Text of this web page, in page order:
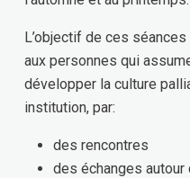
L’objectif de ces
aux personnes qui
développer la culture
institution, par:
des rencontres
des échanges